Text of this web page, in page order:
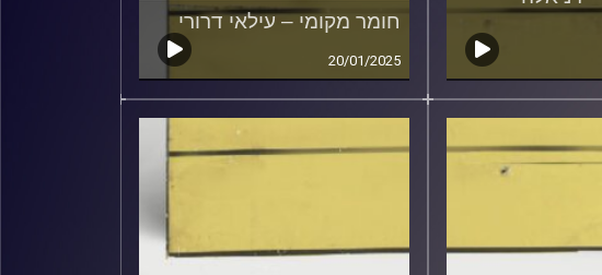
חומר מקומי – עילאי דרורי
20/01/2025